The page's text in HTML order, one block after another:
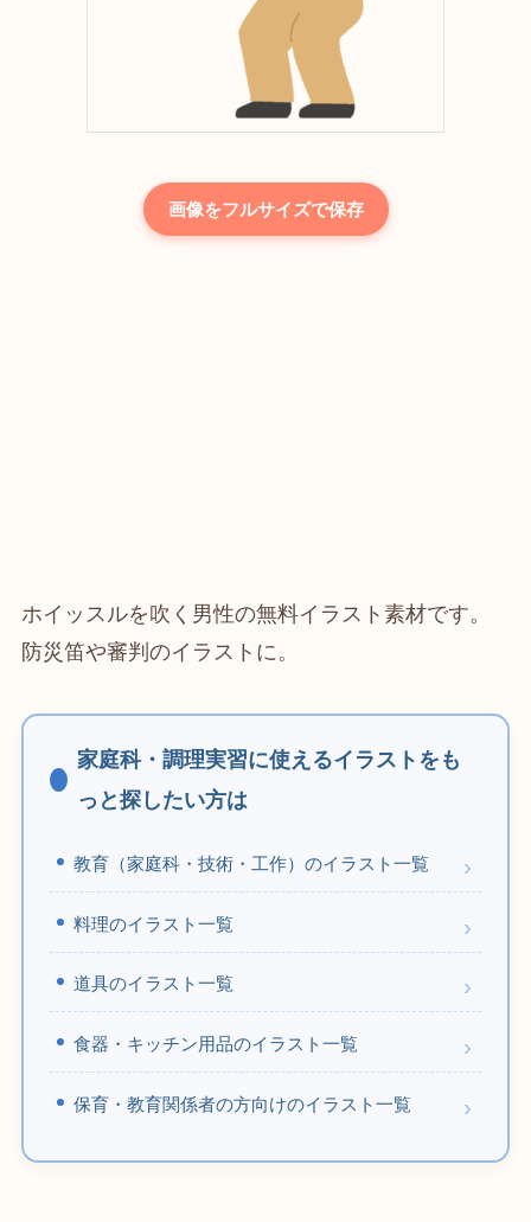
画像をフルサイズで保存
ホイッスルを吹く男性の無料イラスト素材です。
防災笛や審判のイラストに。
家庭科・調理実習に使えるイラストをも
っと探したい方は
教育（家庭科・技術・工作）のイラスト一覧
料理のイラスト一覧
道具のイラスト一覧
食器・キッチン用品のイラスト一覧
保育・教育関係者の方向けのイラスト一覧